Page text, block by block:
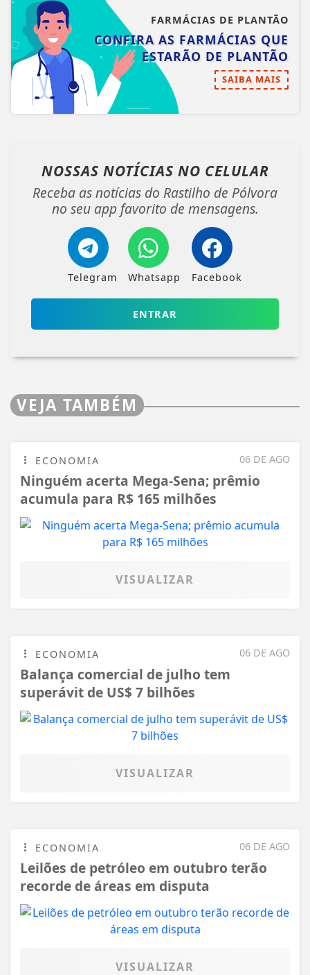
FARMÁCIAS DE PLANTÃO
CONFIRA AS FARMÁCIAS QUE
ESTARÃO DE PLANTÃO
SAIBA MAIS
NOSSAS NOTÍCIAS NO CELULAR
Receba as notícias do Rastilho de Pólvora
no seu app favorito de mensagens.
Telegram Whatsapp Facebook
ENTRAR
VEJA TAMBÉM
06 DE AGO
ECONOMIA
Ninguém acerta Mega-Sena; prêmio
acumula para R$ 165 milhões
VISUALIZAR
06 DE AGO
ECONOMIA
Balança comercial de julho tem
superávit de US$ 7 bilhões
VISUALIZAR
06 DE AGO
ECONOMIA
Leilões de petróleo em outubro terão
recorde de áreas em disputa
VISUALIZAR